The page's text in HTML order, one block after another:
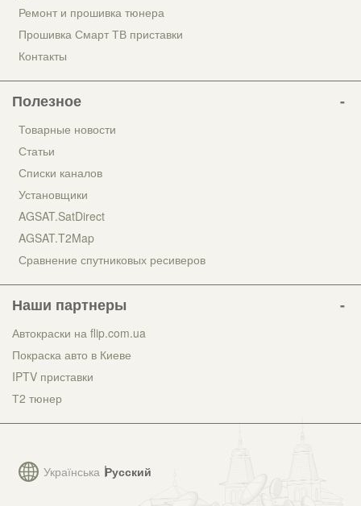
Українська Русский
Ремонт и прошивка тюнера
Прошивка Смарт ТВ приставки
Контакты
Полезное
Товарные новости
Статьи
Списки каналов
Установщики
AGSAT.SatDirect
AGSAT.T2Map
Сравнение спутниковых ресиверов
Наши партнеры
Автокраски на flip.com.ua
Покраска авто в Киеве
IPTV приставки
Т2 тюнер